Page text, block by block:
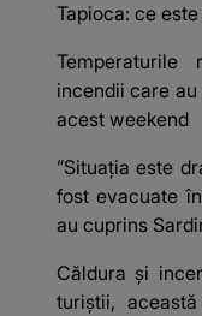
Tapioca: ce
incendii care
acest weekend
”Situația este
fost evacuate
au cuprins
Căldura și
turiștii,